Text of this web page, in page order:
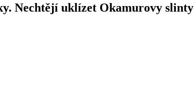
Nechtějí uklízet Okamurovy slinty